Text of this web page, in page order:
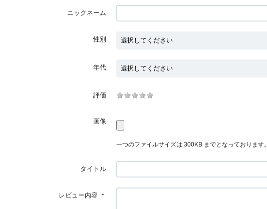
ニックネーム
性別
年代
評価
画像
一つのファイルサイズは 300KB までとなっております。
タイトル
レビュー内容 ＊